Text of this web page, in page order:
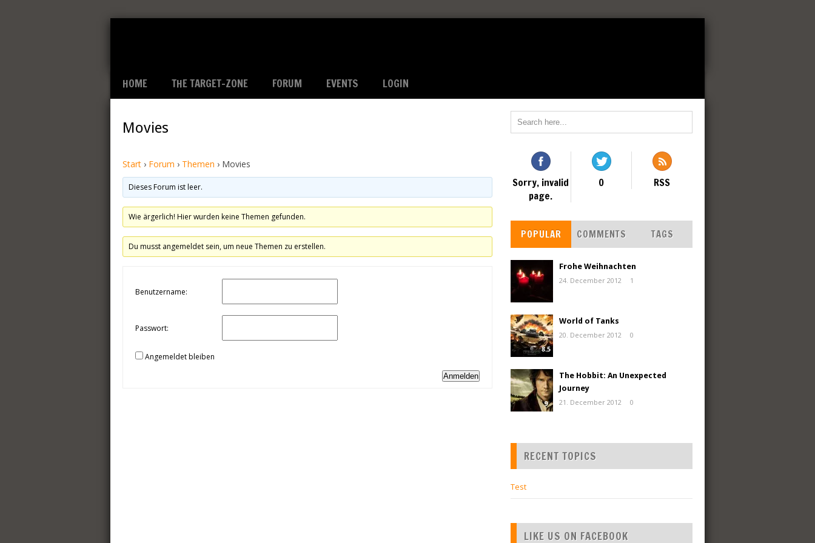
HOME THE TARGET-ZONE FORUM EVENTS LOGIN
Movies
Start › Forum › Themen › Movies
Dieses Forum ist leer.
Wie ärgerlich! Hier wurden keine Themen gefunden.
Du musst angemeldet sein, um neue Themen zu erstellen.
Benutzername:
Passwort:
Angemeldet bleiben
Anmelden
Sorry, invalid
page.
0 RSS
POPULAR COMMENTS TAGS
Frohe Weihnachten
24. December 2012
1
8.5
World of Tanks
20. December 2012
0
9
The Hobbit: An Unexpected
Journey
21. December 2012
0
RECENT TOPICS
Test
LIKE US ON FACEBOOK